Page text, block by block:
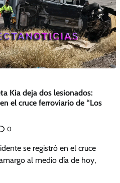
Kia deja dos lesionados:
el cruce ferroviario de “Los
0
se registró en el cruce
al medio día de hoy,